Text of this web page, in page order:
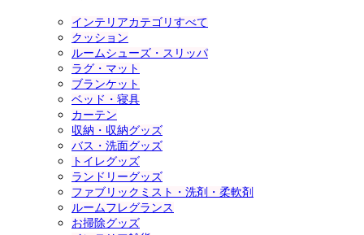
インテリアカテゴリすべて
クッション
ルームシューズ・スリッパ
ラグ・マット
ブランケット
ベッド・寝具
カーテン
収納・収納グッズ
バス・洗面グッズ
トイレグッズ
ランドリーグッズ
ファブリックミスト・洗剤・柔軟剤
ルームフレグランス
お掃除グッズ